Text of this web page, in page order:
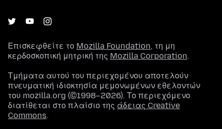
Επισκεφθείτε το Mozilla Foundation, τη μη
κερδοσκοπική μητρική της Mozilla Corporation.
Τμήματα αυτού του περιεχομένου αποτελούν
πνευματική ιδιοκτησία μεμονωμένων εθελοντών
του mozilla.org (©1998–2026). Το περιεχόμενο
διατίθεται στο πλαίσιο της άδειας Creative
Commons.